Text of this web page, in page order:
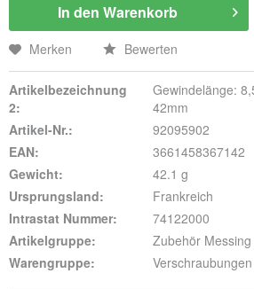
In den Warenkorb
Merken Bewerten
Artikelbezeichnung
2:
Gewindelänge:
42mm
Artikel-Nr.:
92095902
EAN:
3661458367142
Gewicht:
42.1 g
Ursprungsland:
Frankreich
Intrastat Nummer:
74122000
Artikelgruppe:
Zubehör Messing
Warengruppe:
Verschraubungen